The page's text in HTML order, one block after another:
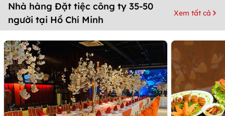
Nhà hàng Đặt tiệc công ty 35-50
người tại Hồ Chí Minh
Xem tất cả